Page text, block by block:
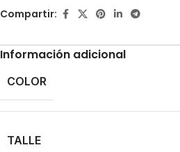
Compartir:
Información adicional
COLOR
TALLE